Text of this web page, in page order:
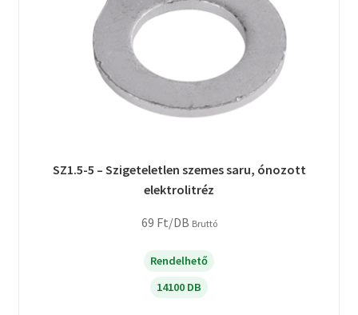
SZ1.5-5 – Szigeteletlen szemes saru, ónozott
elektrolitréz
69 Ft/DB Bruttó
Rendelhető
14100 DB